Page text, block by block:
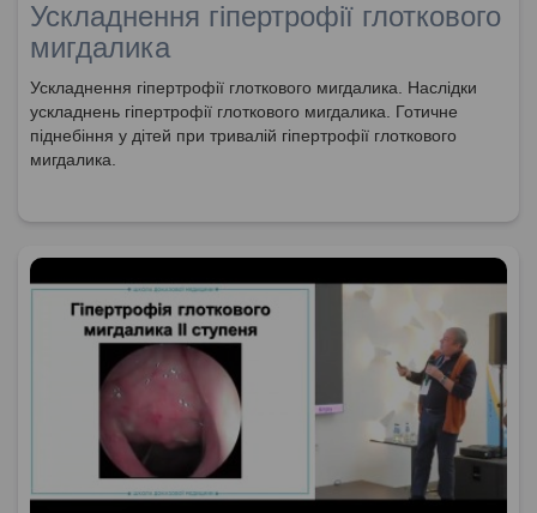
Ускладнення гіпертрофії глоткового
мигдалика
Ускладнення гіпертрофії глоткового мигдалика. Наслідки
ускладнень гіпертрофії глоткового мигдалика. Готичне
піднебіння у дітей при тривалій гіпертрофії глоткового
мигдалика.